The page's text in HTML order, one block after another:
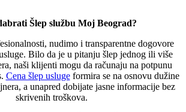
Šlep službu Moj Beograd?
nudimo i transparentne dogovore
Bilo da je u pitanju šlep jednog ili više
naši klijenti mogu da računaju na potpunu
Cena šlep uslugeformira se na osnovu dužine
a unapred dobijate jasne informacije bez
skrivenih troškova.